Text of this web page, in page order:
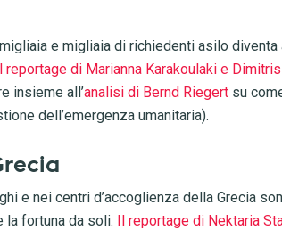
e migliaia di richiedenti asilo
reportage di Marianna Karakoulaki e
insieme all’analisi di Bernd Riegert su
dell’emergenza umanitaria).
e nei centri d’accoglienza della Grecia
la fortuna da soli. Il reportage di Nektaria